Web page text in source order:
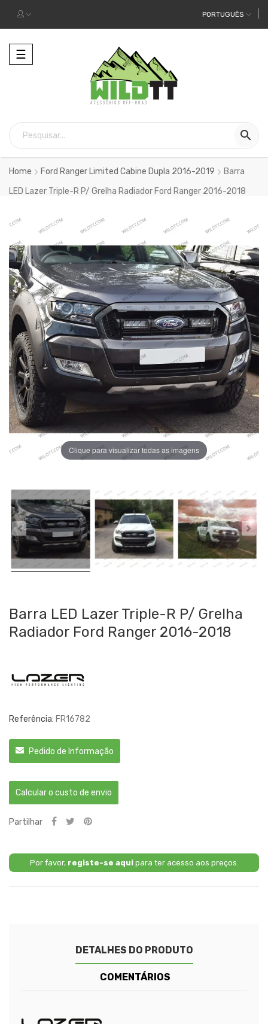
PORTUGUÊS
Alternar
a
☰

Home Ford Ranger Limited Cabine Dupla 2016-2019
Barra
LED Lazer Triple-R P/ Grelha Radiador Ford Ranger 2016-2018
Clique para visualizar todas as imagens
Barra LED Lazer Triple-R P/ Grelha
Radiador Ford Ranger 2016-2018
Referência: FR16782
Pedido de Informação
Calcular o custo de envio
Partilhar
Por favor, registe-se aquipara ter acesso aos preços.
DETALHES DO PRODUTO
COMENTÁRIOS